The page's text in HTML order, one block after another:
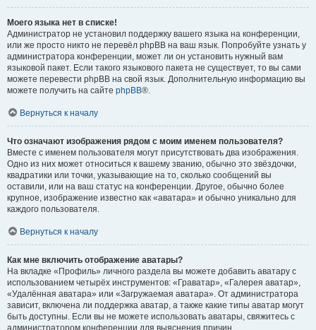
Моего языка нет в списке!
Администратор не установил поддержку вашего языка на конференции,
или же просто никто не перевёл phpBB на ваш язык. Попробуйте узнать у
администратора конференции, может ли он установить нужный вам
языковой пакет. Если такого языкового пакета не существует, то вы сами
можете перевести phpBB на свой язык. Дополнительную информацию вы
можете получить на сайте phpBB®.
Вернуться к началу
Что означают изображения рядом с моим именем пользователя?
Вместе с именем пользователя могут присутствовать два изображения.
Одно из них может относиться к вашему званию, обычно это звёздочки,
квадратики или точки, указывающие на то, сколько сообщений вы
оставили, или на ваш статус на конференции. Другое, обычно более
крупное, изображение известно как «аватара» и обычно уникально для
каждого пользователя.
Вернуться к началу
Как мне включить отображение аватары?
На вкладке «Профиль» личного раздела вы можете добавить аватару с
использованием четырёх инструментов: «Граватар», «Галерея аватар»,
«Удалённая аватара» или «Загружаемая аватара». От администратора
зависит, включена ли поддержка аватар, а также какие типы аватар могут
быть доступны. Если вы не можете использовать аватары, свяжитесь с
администратором конференции для выяснения причин.